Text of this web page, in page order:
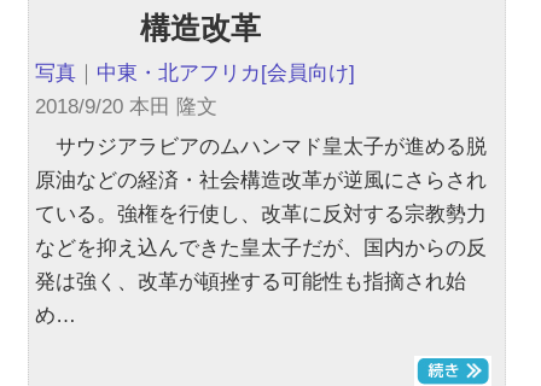
構造改革
写真 ｜ 中東・北アフリカ[会員向け]
2018/9/20 本田 隆文
サウジアラビアのムハンマド皇太子が進める脱
原油などの経済・社会構造改革が逆風にさらされ
ている。強権を行使し、改革に反対する宗教勢力
などを抑え込んできた皇太子だが、国内からの反
発は強く、改革が頓挫する可能性も指摘され始
め…